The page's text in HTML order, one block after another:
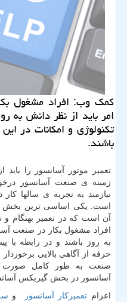
كمك وب: افراد مشغول
امر باید از نظر دانش به
تكنولوژی و امكانات در
باشند.
تعمیر موتور آسانسور را
زمینه ی صنعت آسانسور
نیازمند به تجربه ی سالها
است. یکی اساسی ترین بخش
آن است که در تعمیر بهنگام و
افراد مشغول بکار در صنعت
به روز باشند و در رابطه با
حرفه از آگاهی بالایی
صنعت به طور کامل صورت
آسانسور در بخش گیربکس
اعزام تعمیرکار آسانسور و